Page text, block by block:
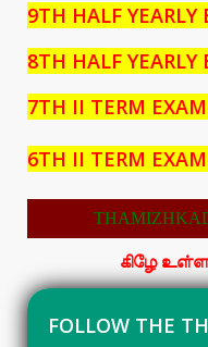
9TH HALF YEARLY
8TH HALF YEARLY
7TH II TERM
6TH II TERM
கிழே
FOLLOW THE